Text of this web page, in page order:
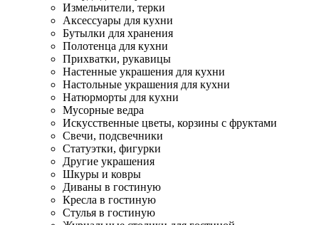
Измельчители, терки
Аксессуары для кухни
Бутылки для хранения
Полотенца для кухни
Прихватки, рукавицы
Настенные украшения для кухни
Настольные украшения для кухни
Натюрморты для кухни
Мусорные ведра
Искусственные цветы, корзины с фруктами
Свечи, подсвечники
Статуэтки, фигурки
Другие украшения
Шкуры и ковры
Диваны в гостиную
Кресла в гостиную
Стулья в гостиную